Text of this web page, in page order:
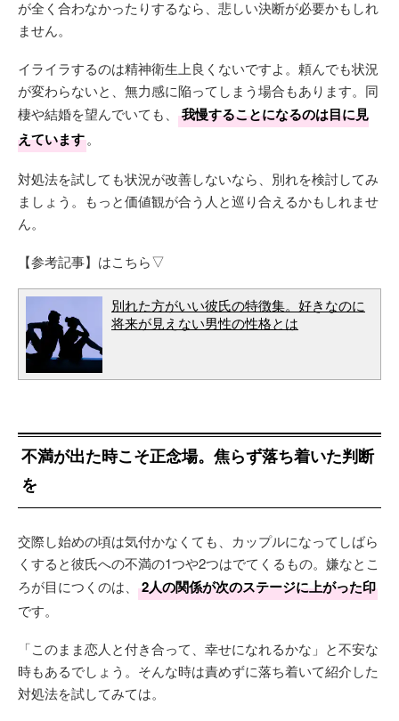
が全く合わなかったりするなら、悲しい決断が必要かもしれ
ません。
イライラするのは精神衛生上良くないですよ。頼んでも状況
が変わらないと、無力感に陥ってしまう場合もあります。同
棲や結婚を望んでいても、
我慢することになるのは目に見
えています。
対処法を試しても状況が改善しないなら、別れを検討してみ
ましょう。もっと価値観が合う人と巡り合えるかもしれませ
ん。
【参考記事】はこちら▽
別れた方がいい彼氏の特徴集。好きなのに
将来が見えない男性の性格とは
不満が出た時こそ正念場。焦らず落ち着いた判断
を
交際し始めの頃は気付かなくても、カップルになってしばら
くすると彼氏への不満の1つや2つはでてくるもの。嫌なとこ
ろが目につくのは、
2人の関係が次のステージに上がった印
です。
「このまま恋人と付き合って、幸せになれるかな」と不安な
時もあるでしょう。そんな時は責めずに落ち着いて紹介した
対処法を試してみては。